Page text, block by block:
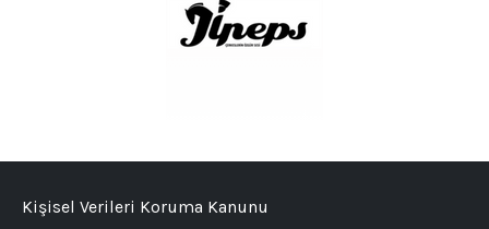
Kişisel Verileri Koruma Kanunu